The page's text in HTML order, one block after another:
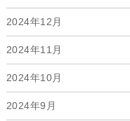
2024年12月
2024年11月
2024年10月
2024年9月